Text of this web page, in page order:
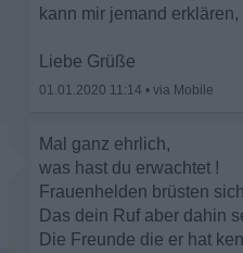
kann mir jemand
Liebe Grüße
01.01.2020 11:14 •
Mal ganz ehrlich,
was hast du erwachtet !
Frauenhelden brüsten
Das dein Ruf aber dahin
Die Freunde die er hat